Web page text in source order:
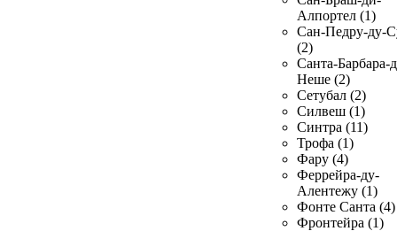
Алпортел (1)
Сан-Педру-ду-
(2)
Санта-Барбара-
Неше (2)
Сетубал (2)
Силвеш (1)
Синтра (11)
Трофа (1)
Фару (4)
Феррейра-ду-
Алентежу (1)
Фонте Санта (4)
Фронтейра (1)